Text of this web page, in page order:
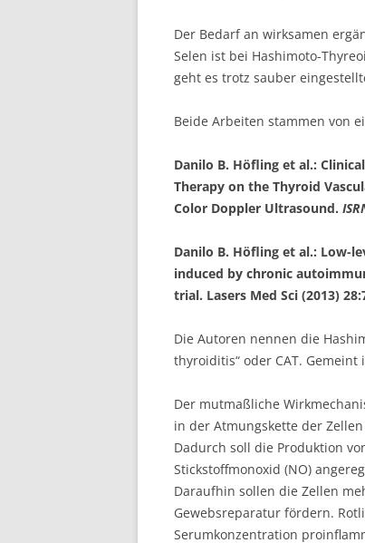
Der Bedarf an wirksamen
Selen ist bei Hashimoto-
geht es trotz sauber
Beide Arbeiten stammen von
Danilo B. Höfling et al.:
Therapy on the Thyroid
Color Doppler Ultrasound.
Danilo B. Höfling et al.: Low-
induced by chronic
trial. Lasers Med Sci (2013)
Die Autoren nennen die
thyroiditis“ oder CAT.
Der mutmaßliche
in der Atmungskette der
Dadurch soll die Produktion
Stickstoffmonoxid (NO)
Daraufhin sollen die Zellen
Gewebsreparatur fördern.
Serumkonzentration